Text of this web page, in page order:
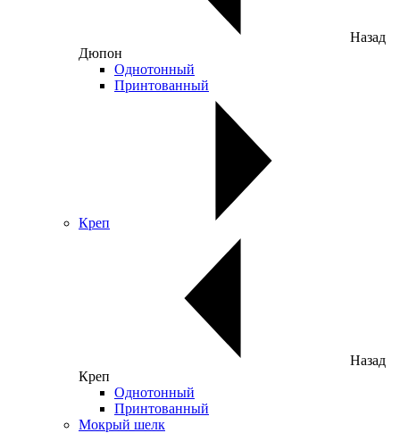
Назад
Дюпон
Однотонный
Принтованный
Креп
Назад
Креп
Однотонный
Принтованный
Мокрый шелк